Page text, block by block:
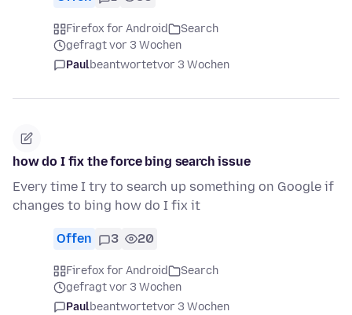
Firefox for Android
Search
gefragt vor 3 Wochen
Paulbeantwortetvor 3 Wochen
how do I fix the force bing search issue
Every time I try to search up something on Google if
changes to bing how do I fix it
Offen 3 20
Firefox for Android
Search
gefragt vor 3 Wochen
Paulbeantwortetvor 3 Wochen